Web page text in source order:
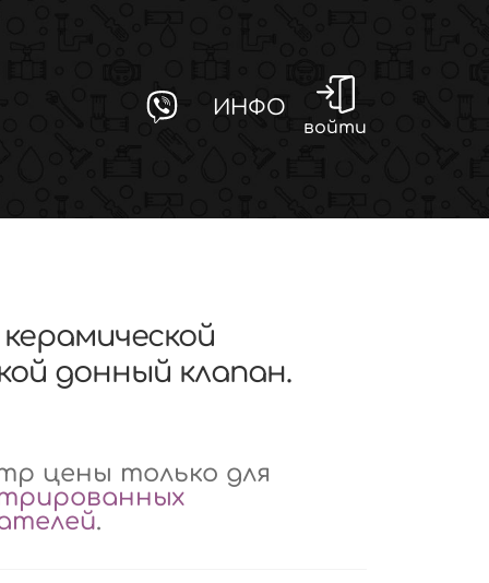
ИНФО
войти
керамической
донный клапан.
цены только для
.